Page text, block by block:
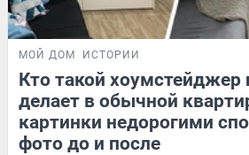
МОЙ ДОМ ИСТОРИИ
Кто такой хоумстейджер
делает в обычной
картинки недорогими
фото до и после